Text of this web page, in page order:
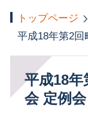
トップページ
平成18年第2回町田市議
会 定例会